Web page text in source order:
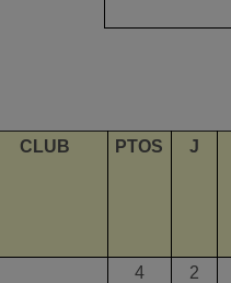
CLUB PTOS J
4 2